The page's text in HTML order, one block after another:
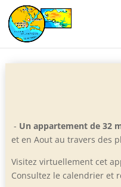
- Un appartement de 32
et en Aout au travers des
Visitez virtuellement cet
Consultez le calendrier et